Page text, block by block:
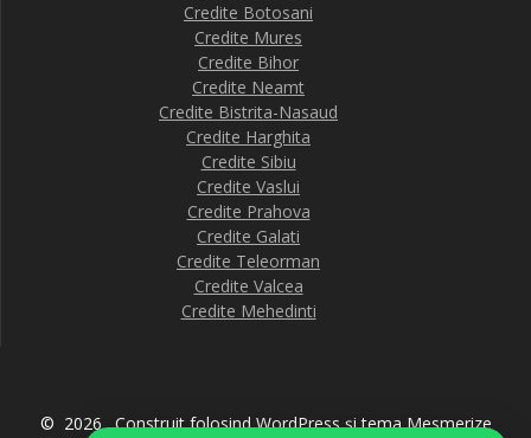
Credite Botosani
Credite Mures
Credite Bihor
Credite Neamt
Credite Bistrita-Nasaud
Credite Harghita
Credite Sibiu
Credite Vaslui
Credite Prahova
Credite Galati
Credite Teleorman
Credite Valcea
Credite Mehedinti
© 2026 . Construit folosind WordPress șitema Mesmerize